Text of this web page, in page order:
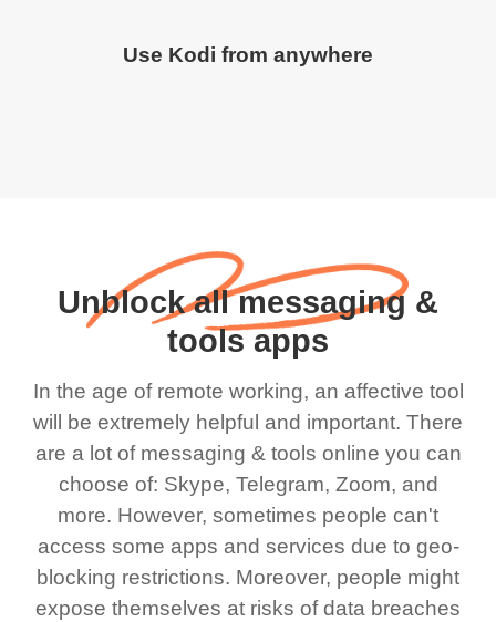
Use Kodi from anywhere
Unblock all messaging &
tools apps
In the age of remote working, an affective tool
will be extremely helpful and important. There
are a lot of messaging & tools online you can
choose of: Skype, Telegram, Zoom, and
more. However, sometimes people can't
access some apps and services due to geo-
blocking restrictions. Moreover, people might
expose themselves at risks of data breaches